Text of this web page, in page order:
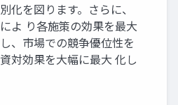
化を図ります。さらに、
よ り各施策の効果を最大
、市場での競争優位性を
対効果を大幅に最大 化し